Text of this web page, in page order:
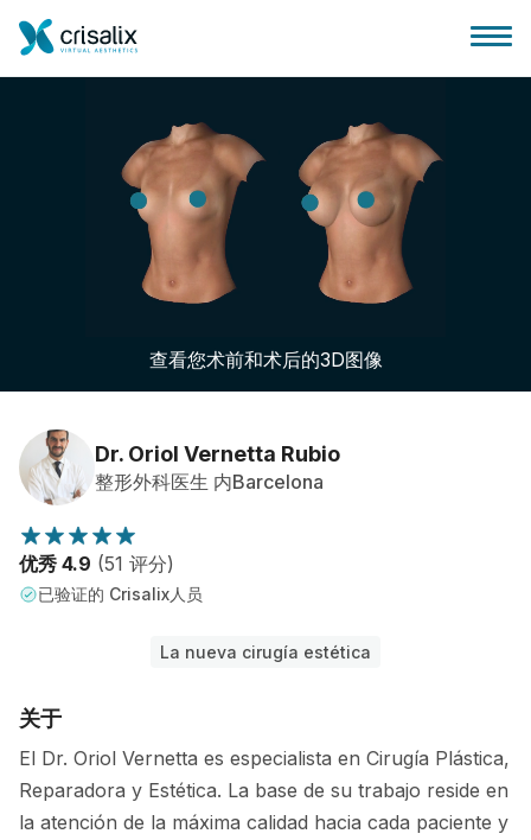
外科医生之家
客户评价
查看您术前和术后的3D图像
Dr. Oriol Vernetta Rubio
整形外科医生 内Barcelona
优秀 4.9 (51 评分)
已验证的 Crisalix人员
La nueva cirugía estética
关于
El Dr. Oriol Vernetta es especialista en Cirugía Plástica,
Reparadora y Estética. La base de su trabajo reside en
la atención de la máxima calidad hacia cada paciente y